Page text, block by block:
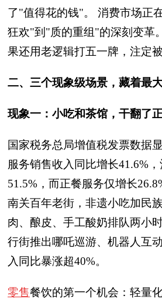
了"值得花的钱"。 消费市场正
狂欢"到"质的重组"的深刻变革
果还用老逻辑打五一牌，注定被
二、三个现象级场景，藏着最
现象一：小吃和茶馆，干翻了正
国家税务总局增值税发票数据
服务销售收入同比增长41.6%
51.5%，而正餐服务仅增长
南关百年老街，非遗小吃加民
肉、酿皮、手工酸奶排队两小
行街推出哪吒巡游、机器人互
入同比暴涨超40%。
零售餐饮的第一个机会：轻量